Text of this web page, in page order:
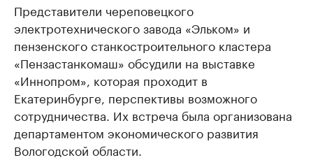
Представители череповецкого
электротехнического завода «Эльком» и
пензенского станкостроительного кластера
«Пензастанкомаш» обсудили на выставке
«Иннопром», которая проходит в
Екатеринбурге, перспективы возможного
сотрудничества. Их встреча была организована
департаментом экономического развития
Вологодской области.